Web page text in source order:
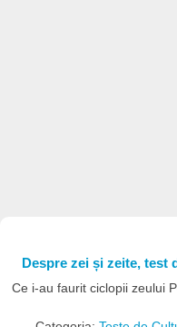
Despre zei și zeite, test
Ce i-au faurit ciclopii zeului